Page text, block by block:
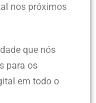
nos próximos
que nós
para os
em todo o